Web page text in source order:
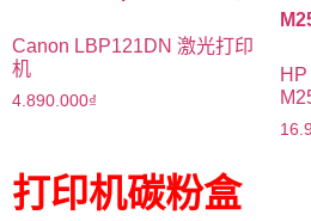
Canon LBP121DN 激光打印
机
4.890.000₫
打印机碳粉盒